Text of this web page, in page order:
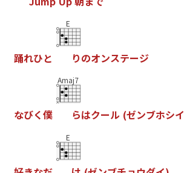
踊れひと
E
りのオンステージ
なびく僕
Amaj7
らはクール (ゼンブホシイ
E